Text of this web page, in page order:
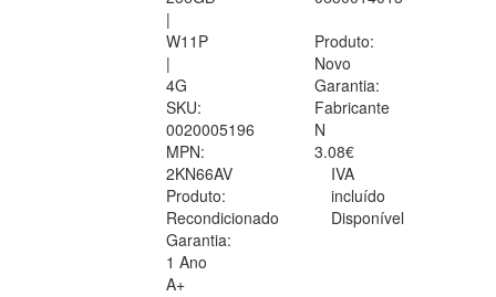
|
W11P
|
4G
SKU:
0020005196
MPN:
2KN66AV
Produto:
Recondicionado
Garantia:
1 Ano
A+
Produto:
Novo
Garantia:
Fabricante
N
3.08€
IVA
incluído
Disponível